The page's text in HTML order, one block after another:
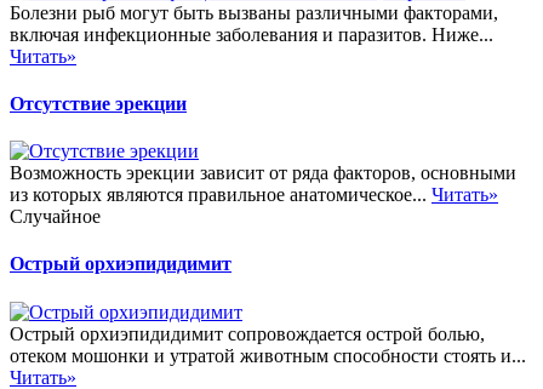
Болезни рыб могут быть вызваны различными факторами,
включая инфекционные заболевания и паразитов. Ниже...
Читать»
Отсутствие эрекции
Возможность эрекции зависит от ряда факторов, основными
из которых являются правильное анатомическое... Читать»
Случайное
Острый орхиэпидидимит
Острый орхиэпидидимит сопровождается острой болью,
отеком мошонки и утратой животным способности стоять и...
Читать»